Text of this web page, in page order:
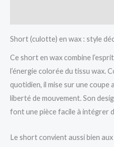
Short (culotte) en wax : style
Ce short en wax combine
l’énergie colorée du tissu wax.
quotidien, il mise sur une coupe
liberté de mouvement. Son
font une pièce facile à intégrer
Le short convient aussi bien aux